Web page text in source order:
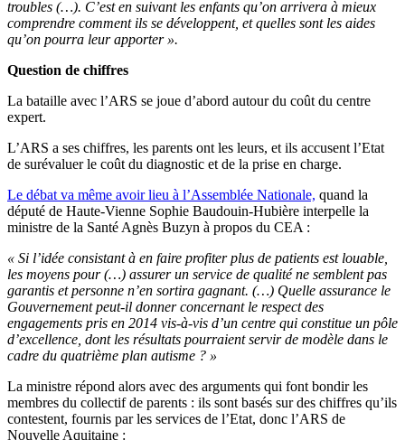
troubles (…). C’est en suivant les enfants qu’on arrivera à mieux
comprendre comment ils se développent, et quelles sont les aides
qu’on pourra leur apporter ».
Question de chiffres
La bataille avec l’ARS se joue d’abord autour du coût du centre
expert.
L’ARS a ses chiffres, les parents ont les leurs, et ils accusent l’Etat
de surévaluer le coût du diagnostic et de la prise en charge.
Le débat va même avoir lieu à l’Assemblée Nationale, quand la
député de Haute-Vienne Sophie Baudouin-Hubière interpelle la
ministre de la Santé Agnès Buzyn à propos du CEA :
« Si l’idée consistant à en faire profiter plus de patients est louable,
les moyens pour (…) assurer un service de qualité ne semblent pas
garantis et personne n’en sortira gagnant. (…) Quelle assurance le
Gouvernement peut-il donner concernant le respect des
engagements pris en 2014 vis-à-vis d’un centre qui constitue un pôle
d’excellence, dont les résultats pourraient servir de modèle dans le
cadre du quatrième plan autisme ? »
La ministre répond alors avec des arguments qui font bondir les
membres du collectif de parents : ils sont basés sur des chiffres qu’ils
contestent, fournis par les services de l’Etat, donc l’ARS de
Nouvelle Aquitaine :